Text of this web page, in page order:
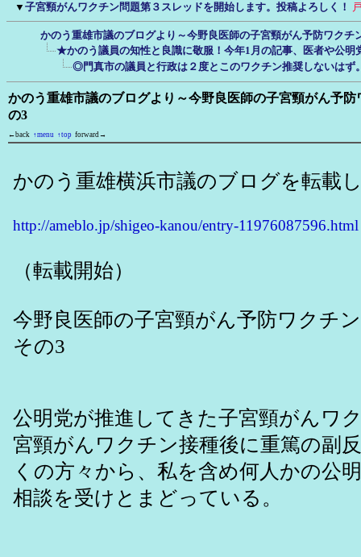
▼ 子宮頸がんワクチン問題第３スレッドを開始します。投稿よろしく！
かのう重雄市議のブログより～今野良医師の子宮頸がん予防ワクチ
★かのう議員の知性と良識に敬服！今年1月の記事、医者や公明
◎門真市の議員と行政は２度とこのワクチン推奨しないはず
かのう重雄市議のブログより～今野良医師の子宮頸がん予
の3
←back ↑menu ↑top forward→
かのう重雄横浜市議のブログを転載
http://ameblo.jp/shigeo-kanou/entry-11976087596.html
（転載開始）
今野良医師の子宮頸がん予防ワク
その3
公明党が推進してきた子宮頸がんワ
宮頸がんワクチン接種後に重篤の副
くの方々から、私を含め何人かの公
相談を受けとまどっている。